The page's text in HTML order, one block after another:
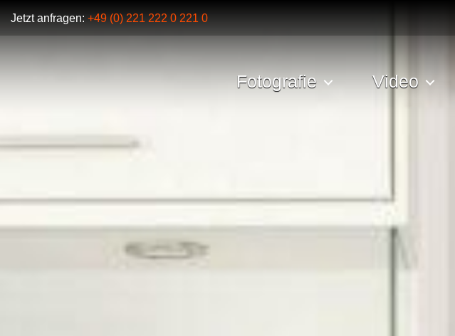
Jetzt anfragen: +49 (0) 221 222 0 221 0
Fotografie Video